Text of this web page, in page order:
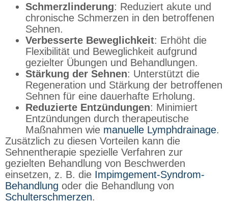
Schmerzlinderung: Reduziert akute und
chronische Schmerzen in den betroffenen
Sehnen.
Verbesserte Beweglichkeit: Erhöht die
Flexibilität und Beweglichkeit aufgrund
gezielter Übungen und Behandlungen.
Stärkung der Sehnen: Unterstützt die
Regeneration und Stärkung der betroffenen
Sehnen für eine dauerhafte Erholung.
Reduzierte Entzündungen: Minimiert
Entzündungen durch therapeutische
Maßnahmen wie manuelle Lymphdrainage.
Zusätzlich zu diesen Vorteilen kann die
Sehnentherapie spezielle Verfahren zur
gezielten Behandlung von Beschwerden
einsetzen, z. B. die Impimgement-Syndrom-
Behandlung oder die Behandlung von
Schulterschmerzen.